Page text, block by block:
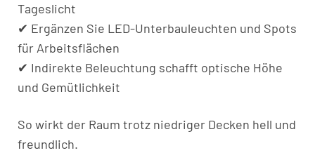
Tageslicht
✔ Ergänzen Sie LED-Unterbauleuchten und Spots
für Arbeitsflächen
✔ Indirekte Beleuchtung schafft optische Höhe
und Gemütlichkeit
So wirkt der Raum trotz niedriger Decken hell und
freundlich.